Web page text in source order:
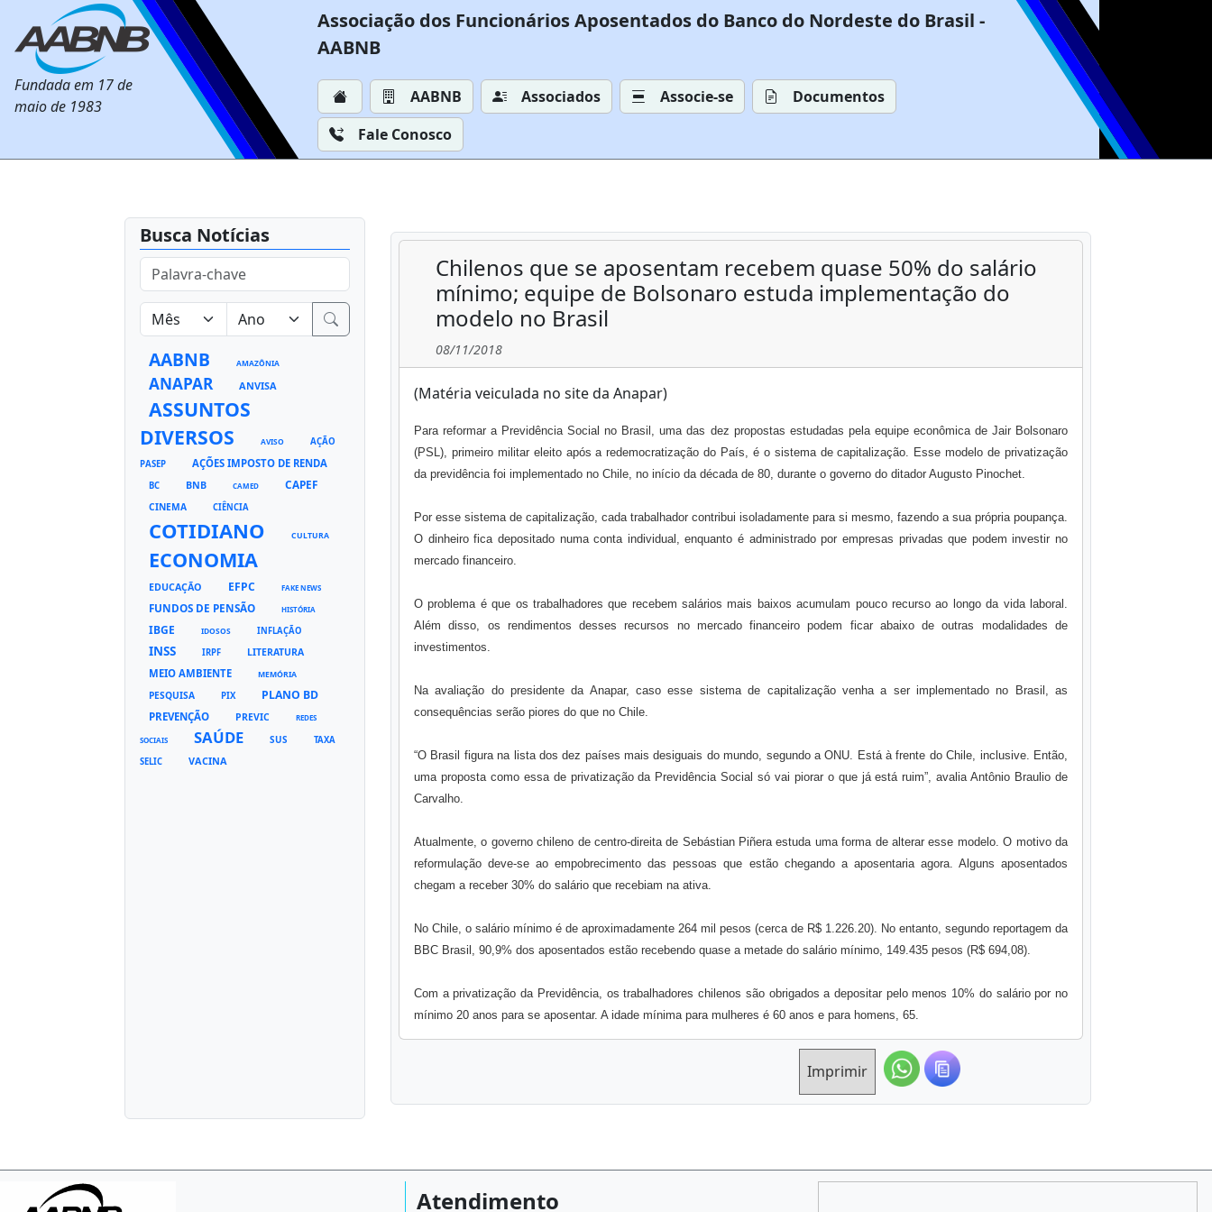
Fundada em 17 de
maio de 1983
Associação dos Funcionários Aposentados do Banco do Nordeste do Brasil -
AABNB
AABNB Associados Associe-se
Documentos
Fale Conosco
Busca Notícias
AABNB AMAZÔNIA
ANAPAR ANVISA
ASSUNTOS
DIVERSOS
AVISO
AÇÃO
PASEP
AÇÕES IMPOSTO DE RENDA
BC BNB CAMED CAPEF
CINEMA CIÊNCIA
COTIDIANO CULTURA
ECONOMIA
EDUCAÇÃO EFPC FAKE NEWS
FUNDOS DE PENSÃO HISTÓRIA
IBGE IDOSOS INFLAÇÃO
INSS IRPF LITERATURA
MEIO AMBIENTE MEMÓRIA
PESQUISA PIX PLANO BD
PREVENÇÃO PREVIC REDES
SOCIAIS SAÚDE SUS
TAXA
SELIC
VACINA
Chilenos que se aposentam recebem quase 50% do salário
mínimo; equipe de Bolsonaro estuda implementação do
modelo no Brasil
08/11/2018
(Matéria veiculada no site da Anapar)
Para reformar a Previdência Social no Brasil, uma das dez propostas estudadas pela equipe econômica de Jair Bolsonaro
(PSL), primeiro militar eleito após a redemocratização do País, é o sistema de capitalização. Esse modelo de privatização
da previdência foi implementado no Chile, no início da década de 80, durante o governo do ditador Augusto Pinochet.
Por esse sistema de capitalização, cada trabalhador contribui isoladamente para si mesmo, fazendo a sua própria poupança.
O dinheiro fica depositado numa conta individual, enquanto é administrado por empresas privadas que podem investir no
mercado financeiro.
O problema é que os trabalhadores que recebem salários mais baixos acumulam pouco recurso ao longo da vida laboral.
Além disso, os rendimentos desses recursos no mercado financeiro podem ficar abaixo de outras modalidades de
investimentos.
Na avaliação do presidente da Anapar, caso esse sistema de capitalização venha a ser implementado no Brasil, as
consequências serão piores do que no Chile.
“O Brasil figura na lista dos dez países mais desiguais do mundo, segundo a ONU. Está à frente do Chile, inclusive. Então,
uma proposta como essa de privatização da Previdência Social só vai piorar o que já está ruim”, avalia Antônio Braulio de
Carvalho.
Atualmente, o governo chileno de centro-direita de Sebástian Piñera estuda uma forma de alterar esse modelo. O motivo da
reformulação deve-se ao empobrecimento das pessoas que estão chegando a aposentaria agora. Alguns aposentados
chegam a receber 30% do salário que recebiam na ativa.
No Chile, o salário mínimo é de aproximadamente 264 mil pesos (cerca de R$ 1.226.20). No entanto, segundo reportagem da
BBC Brasil, 90,9% dos aposentados estão recebendo quase a metade do salário mínimo, 149.435 pesos (R$ 694,08).
Com a privatização da Previdência, os trabalhadores chilenos são obrigados a depositar pelo menos 10% do salário por no
mínimo 20 anos para se aposentar. A idade mínima para mulheres é 60 anos e para homens, 65.
Imprimir
Atendimento